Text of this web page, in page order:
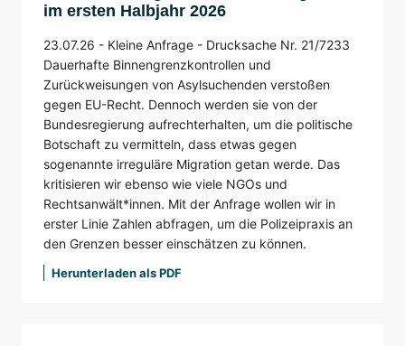
im ersten Halbjahr 2026
23.07.26 - Kleine Anfrage - Drucksache Nr. 21/7233
Dauerhafte Binnengrenzkontrollen und
Zurückweisungen von Asylsuchenden verstoßen
gegen EU-Recht. Dennoch werden sie von der
Bundesregierung aufrechterhalten, um die politische
Botschaft zu vermitteln, dass etwas gegen
sogenannte irreguläre Migration getan werde. Das
kritisieren wir ebenso wie viele NGOs und
Rechtsanwält*innen. Mit der Anfrage wollen wir in
erster Linie Zahlen abfragen, um die Polizeipraxis an
den Grenzen besser einschätzen zu können.
Herunterladen als PDF